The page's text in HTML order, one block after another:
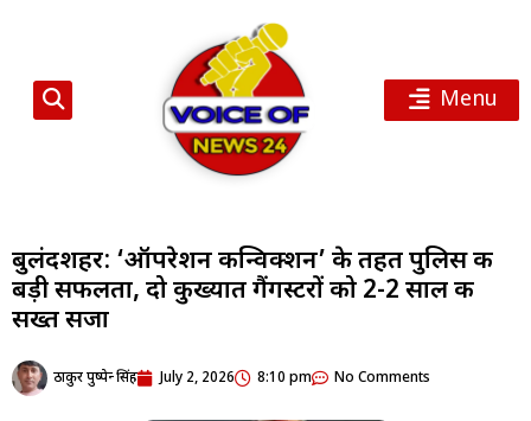
Menu
बुलंदशहर: ‘ऑपरेशन कन्विक्शन’ के तहत पुलिस की
बड़ी सफलता, दो कुख्यात गैंगस्टरों को 2-2 साल की
सख्त सजा
ठाकुर पुष्पेन्द्र सिंह July 2, 2026 8:10 pm No Comments